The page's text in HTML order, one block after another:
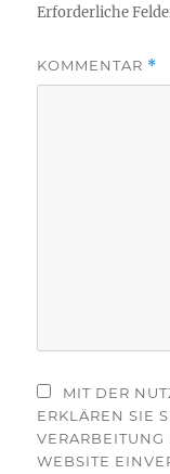
Erforderliche
KOMMENTAR *
MIT DER
ERKLÄREN SIE
WEBSITE